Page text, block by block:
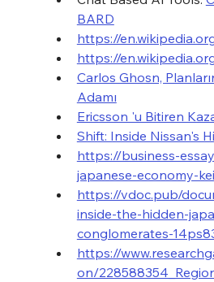
BARD
https://
https://
Carlos Ghosn,
Adamı
Ericsson 'u Bitiren
Shift: Inside Nissan's
https://business-
japanese-economy-
https://vdoc.pub/
inside-the-hidden-
conglomerates-
https://
on/